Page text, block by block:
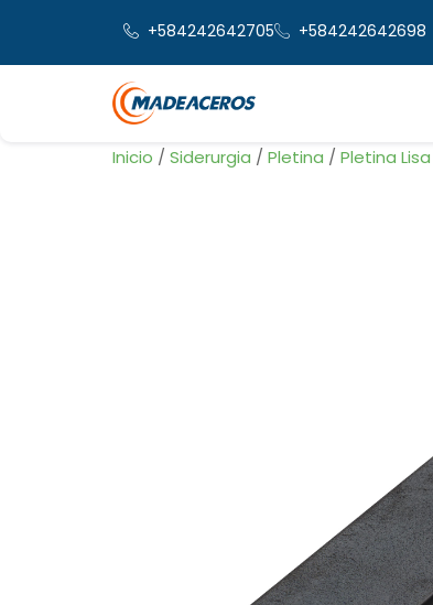
+584242642705 +584242642698
Inicio / Siderurgia / Pletina / Pletina Lisa